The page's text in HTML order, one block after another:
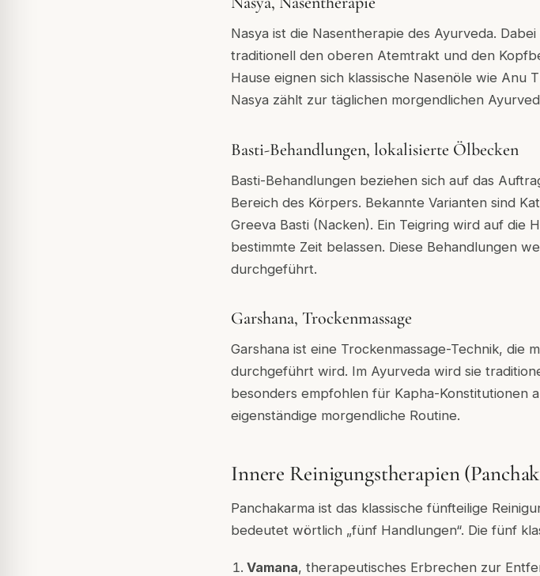
Nasya ist die Nasentherapie des Ayurveda.
traditionell den oberen Atemtrakt und den
Hause eignen sich klassische Nasenöle wie Anu
Nasya zählt zur täglichen morgendlichen
Basti-Behandlungen, lokalisierte Ölbecken
Basti-Behandlungen beziehen sich auf das
Bereich des Körpers. Bekannte Varianten sind
Greeva Basti (Nacken). Ein Teigring wird auf die
bestimmte Zeit belassen. Diese Behandlungen
durchgeführt.
Garshana, Trockenmassage
Garshana ist eine Trockenmassage-Technik, die
durchgeführt wird. Im Ayurveda wird sie
besonders empfohlen für Kapha-Konstitutionen
eigenständige morgendliche Routine.
Innere Reinigungstherapien
Panchakarma ist das klassische fünfteilige
bedeutet wörtlich „fünf Handlungen“. Die fünf
Vamana, therapeutisches Erbrechen zur